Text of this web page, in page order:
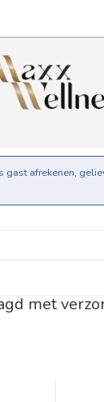
gast afrekenen,
met